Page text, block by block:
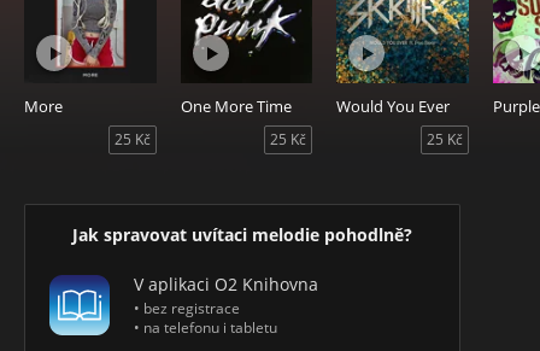
More
25 Kč
One More Time
25 Kč
Would You Ever
25 Kč
Jak spravovat uvítaci melodie pohodlně?
V aplikaci O2 Knihovna
• bez registrace
• na telefonu i tabletu